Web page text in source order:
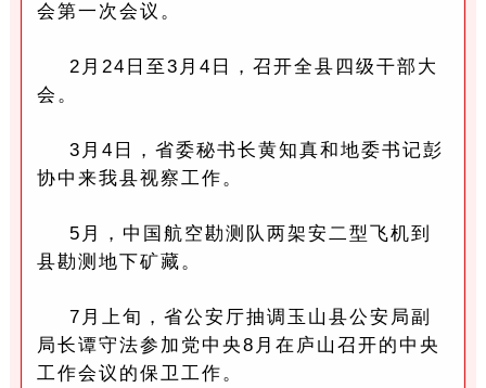
会第一次会议。
2月24日至3月4日，召开全县四级干部大
会。
3月4日，省委秘书长黄知真和地委书记彭
协中来我县视察工作。
5月，中国航空勘测队两架安二型飞机到
县勘测地下矿藏。
7月上旬，省公安厅抽调玉山县公安局副
局长谭守法参加党中央8月在庐山召开的中央
工作会议的保卫工作。